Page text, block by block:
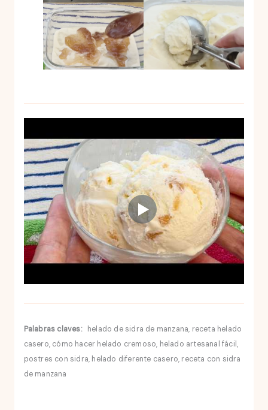
Palabras claves:
helado de sidra de manzana, receta helado
casero, cómo hacer helado cremoso, helado artesanal fácil,
postres con sidra, helado diferente casero, receta con sidra
de manzana